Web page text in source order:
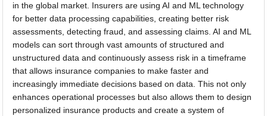
in the global market. Insurers are using AI and ML technology
for better data processing capabilities, creating better risk
assessments, detecting fraud, and assessing claims. AI and ML
models can sort through vast amounts of structured and
unstructured data and continuously assess risk in a timeframe
that allows insurance companies to make faster and
increasingly immediate decisions based on data. This not only
enhances operational processes but also allows them to design
personalized insurance products and create a system of